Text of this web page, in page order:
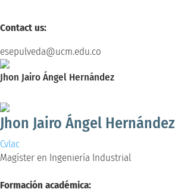
Contact us:
esepulveda@ucm.edu.co
Jhon Jairo Ángel Hernández
Jhon Jairo Ángel Hernández
Cvlac
Magíster en Ingeniería Industrial
Formación académica: